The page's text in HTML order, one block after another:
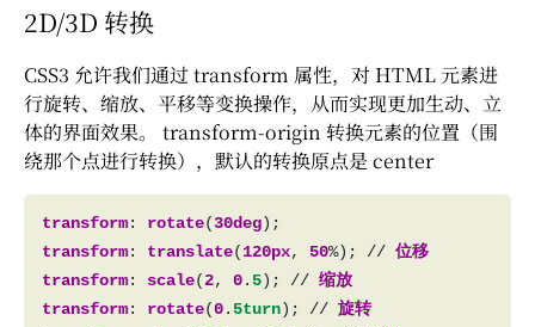
2D/3D 转换
CSS3 允许我们通过 transform 属性，对 HTML 元素进
行旋转、缩放、平移等变换操作，从而实现更加生动、立
体的界面效果。 transform-origin 转换元素的位置（围
绕那个点进行转换），默认的转换原点是 center
transform: rotate(30deg
transform: translate(120px, 50%); // 位移
transform: scale(2, 0.5); // 缩放
transform: rotate(0.5turn); // 旋转